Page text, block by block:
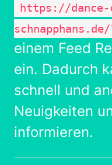
https://dance-
einem Feed
ein. Dadurch
schnell und
Neuigkeiten
informieren.